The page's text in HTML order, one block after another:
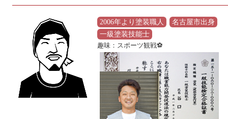
2006年より塗装職人
名古屋市出身
一級塗装技能士
趣味：スポーツ観戦⚽